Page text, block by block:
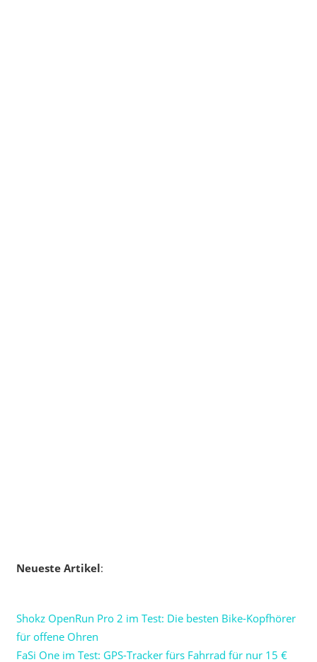
Neueste Artikel:
Shokz OpenRun Pro 2 im Test: Die besten Bike-Kopfhörer
für offene Ohren
FaSi One im Test: GPS-Tracker fürs Fahrrad für nur 15 €